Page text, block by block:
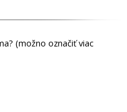
(možno označiť viac